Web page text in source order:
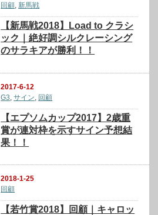
回顧, 新馬戦
【新馬戦2018】Load to クラシ
ック｜絶好調シルクレーシング
のサラキアが勝利！！
2017-6-12
G3 ,サイン 回顧
【エプソムカップ2017】2歳重
賞が連対枠を示すサイン予想結
果！！
2018-1-25
回顧
【若竹賞2018】回顧｜キャロッ